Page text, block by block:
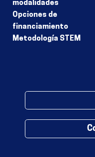
modalidades
Opciones de
financiamiento
Metodología STEM